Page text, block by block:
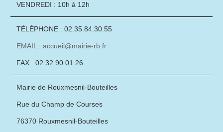
VENDREDI : 10h à 12h
TÉLÉPHONE : 02.35.84.30.55
EMAIL : accueil@mairie-rb.fr
FAX : 02.32.90.01.26
Mairie de Rouxmesnil-Bouteilles
Rue du Champ de Courses
76370 Rouxmesnil-Bouteilles